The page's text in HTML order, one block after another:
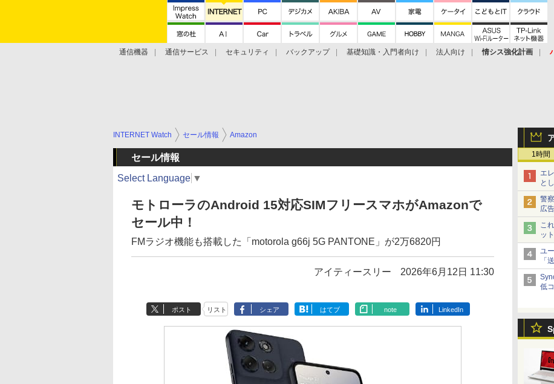
通信機器 通信サービス セキュリティ バックアップ 基礎知識・入門者向け 法人向け 情シス強化計画
1時間
エ
と
ス
え
警
広
広
使
こ
ッ
ー
ど
ユ
「
【
低
ー
INTERNET Watch セール情報 Amazon
セール情報
Select Language ▼
モトローラのAndroid 15対応SIMフリースマホがAmazonで
セール中！
FMラジオ機能も搭載した「motorola g66j 5G PANTONE」が2万6820円
アイティースリー 2026年6月12日 11:30
ポスト リスト シェア はてブ note LinkedIn